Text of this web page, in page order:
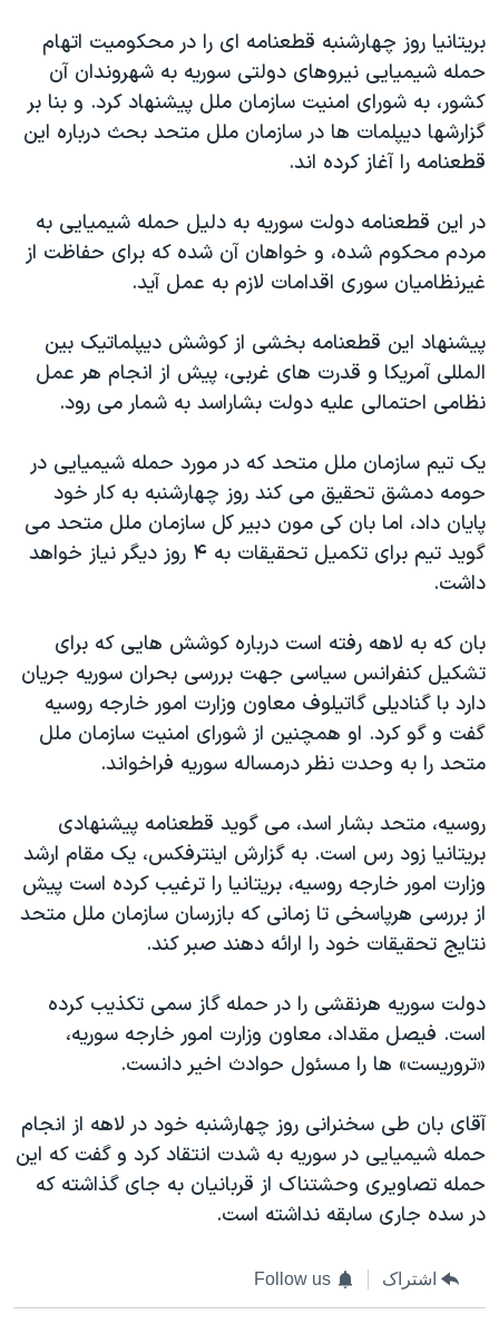
بریتانیا روز چهارشنبه قطعنامه ای را در محکومیت اتهام
حمله شیمیایی نیروهای دولتی سوریه به شهروندان آن
کشور، به شورای امنیت سازمان ملل پیشنهاد کرد. و بنا بر
گزارشها دیپلمات ها در سازمان ملل متحد بحث درباره این
قطعنامه را آغاز کرده اند.
در این قطعنامه دولت سوریه به دلیل حمله شیمیایی به
مردم محکوم شده، و خواهان آن شده که برای حفاظت از
غیرنظامیان سوری اقدامات لازم به عمل آید.
پیشنهاد این قطعنامه بخشی از کوشش دیپلماتیک بین
المللی آمریکا و قدرت های غربی، پیش از انجام هر عمل
نظامی احتمالی علیه دولت بشاراسد به شمار می رود.
یک تیم سازمان ملل متحد که در مورد حمله شیمیایی در
حومه دمشق تحقیق می کند روز چهارشنبه به کار خود
پایان داد، اما بان کی مون دبیر کل سازمان ملل متحد می
گوید تیم برای تکمیل تحقیقات به ۴ روز دیگر نیاز خواهد
داشت.
بان که به لاهه رفته است درباره کوشش هایی که برای
تشکیل کنفرانس سیاسی جهت بررسی بحران سوریه جریان
دارد با گنادیلی گاتیلوف معاون وزارت امور خارجه روسیه
گفت و گو کرد. او همچنین از شورای امنیت سازمان ملل
متحد را به وحدت نظر درمساله سوریه فراخواند.
روسیه، متحد بشار اسد، می گوید قطعنامه پیشنهادی
بریتانیا زود رس است. به گزارش اینترفکس، یک مقام ارشد
وزارت امور خارجه روسیه، بریتانیا را ترغیب کرده است پیش
از بررسی هرپاسخی تا زمانی که بازرسان سازمان ملل متحد
نتایج تحقیقات خود را ارائه دهند صبر کند.
دولت سوریه هرنقشی را در حمله گاز سمی تکذیب کرده
است. فیصل مقداد، معاون وزارت امور خارجه سوریه،
«تروریست» ها را مسئول حوادث اخیر دانست.
آقای بان طی سخنرانی روز چهارشنبه خود در لاهه از انجام
حمله شیمیایی در سوریه به شدت انتقاد کرد و گفت که این
حمله تصاویری وحشتناک از قربانیان به جای گذاشته که
در سده جاری سابقه نداشته است.
اشتراک Follow us